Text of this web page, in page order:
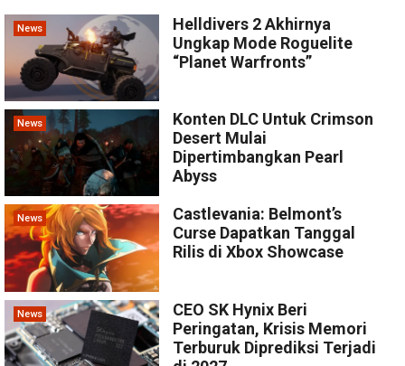
News
Helldivers 2 Akhirnya
Ungkap Mode Roguelite
“Planet Warfronts”
News
Konten DLC Untuk Crimson
Desert Mulai
Dipertimbangkan Pearl
Abyss
News
Castlevania: Belmont’s
Curse Dapatkan Tanggal
Rilis di Xbox Showcase
News
CEO SK Hynix Beri
Peringatan, Krisis Memori
Terburuk Diprediksi Terjadi